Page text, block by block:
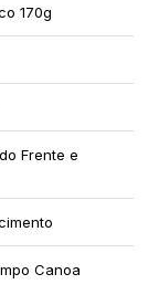
170g
Frente e
Canoa